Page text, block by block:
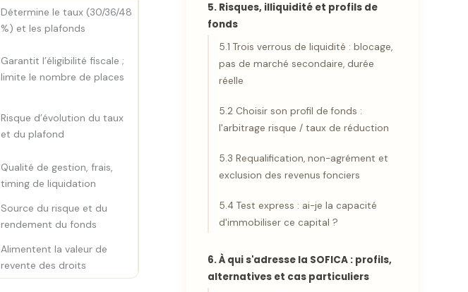
Détermine le taux (30/36/48
%) et les plafonds
Garantit l’éligibilité fiscale ;
limite le nombre de places
Risque d’évolution du taux
et du plafond
Qualité de gestion, frais,
timing de liquidation
Source du risque et du
rendement du fonds
Alimentent la valeur de
revente des droits
5. Risques, illiquidité et profils de
fonds
5.1 Trois verrous de liquidité : blocage,
pas de marché secondaire, durée
réelle
5.2 Choisir son profil de fonds :
l'arbitrage risque / taux de réduction
5.3 Requalification, non-agrément et
exclusion des revenus fonciers
5.4 Test express : ai-je la capacité
d'immobiliser ce capital ?
6. À qui s'adresse la SOFICA : profils,
alternatives et cas particuliers